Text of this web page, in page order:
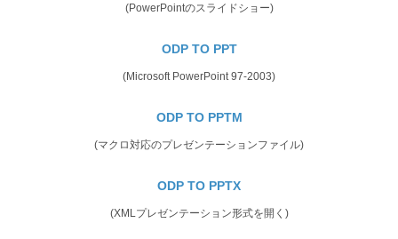
(PowerPointのスライドショー)
ODP TO PPT
(Microsoft PowerPoint 97-2003)
ODP TO PPTM
(マクロ対応のプレゼンテーションファイル)
ODP TO PPTX
(XMLプレゼンテーション形式を開く)